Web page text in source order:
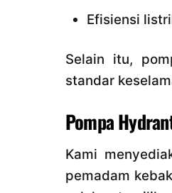
Efisiensi
Selain itu,
standar
Pompa
Kami
pemadam